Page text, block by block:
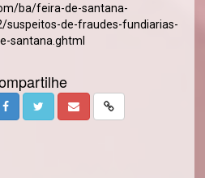
ba/feira-de-santana-
de-fraudes-fundiarias-
santana.ghtml